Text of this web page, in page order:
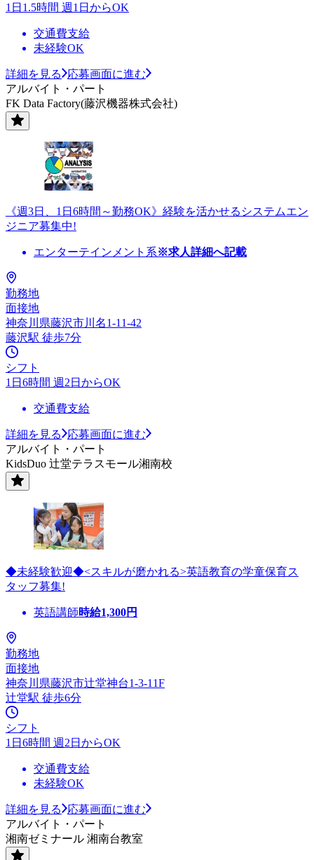
1日1.5時間 週1日からOK
交通費支給
未経験OK
詳細を見る
応募画面に進む
アルバイト・パート
FK Data Factory(藤沢機器株式会社)
《週3日、1日6時間～勤務OK》経験を活かせるシステムエン
ジニア募集中!
エンターテインメント系※求人詳細へ記載
勤務地
面接地
神奈川県藤沢市川名1-11-42
藤沢駅 徒歩7分
シフト
1日6時間 週2日からOK
交通費支給
詳細を見る
応募画面に進む
アルバイト・パート
KidsDuo 辻堂テラスモール湘南校
◆未経験歓迎◆<スキルが磨かれる>英語教育の学童保育ス
タッフ募集!
英語講師時給1,300円
勤務地
面接地
神奈川県藤沢市辻堂神台1-3-11F
辻堂駅 徒歩6分
シフト
1日6時間 週2日からOK
交通費支給
未経験OK
詳細を見る
応募画面に進む
アルバイト・パート
湘南ゼミナール 湘南台教室